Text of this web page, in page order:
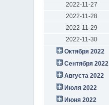
2022-11-27
2022-11-28
2022-11-29
2022-11-30
Октября 2022
Сентября 2022
Августа 2022
Июля 2022
Июня 2022